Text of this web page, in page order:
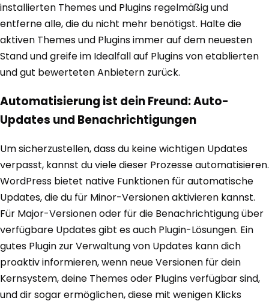
installierten Themes und Plugins regelmäßig und
entferne alle, die du nicht mehr benötigst. Halte die
aktiven Themes und Plugins immer auf dem neuesten
Stand und greife im Idealfall auf Plugins von etablierten
und gut bewerteten Anbietern zurück.
Automatisierung ist dein Freund: Auto-
Updates und Benachrichtigungen
Um sicherzustellen, dass du keine wichtigen Updates
verpasst, kannst du viele dieser Prozesse automatisieren.
WordPress bietet native Funktionen für automatische
Updates, die du für Minor-Versionen aktivieren kannst.
Für Major-Versionen oder für die Benachrichtigung über
verfügbare Updates gibt es auch Plugin-Lösungen. Ein
gutes Plugin zur Verwaltung von Updates kann dich
proaktiv informieren, wenn neue Versionen für dein
Kernsystem, deine Themes oder Plugins verfügbar sind,
und dir sogar ermöglichen, diese mit wenigen Klicks